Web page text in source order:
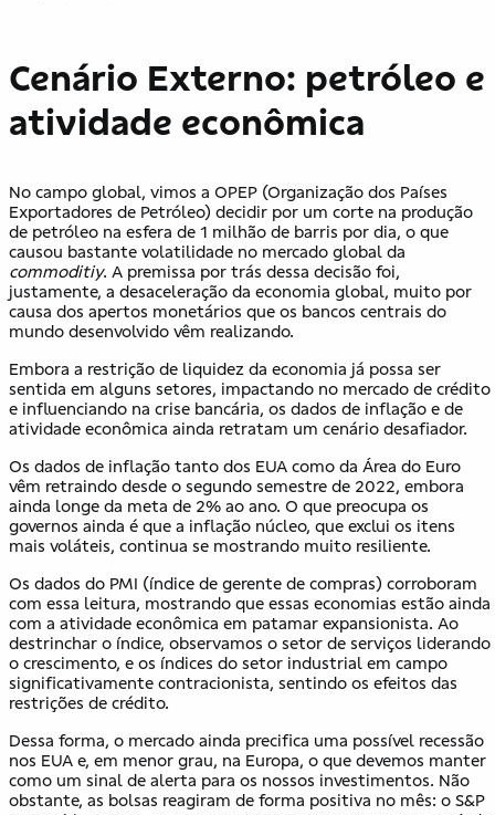
Cenário Externo: petróleo e
atividade econômica
No campo global, vimos a OPEP (Organização dos Países
Exportadores de Petróleo) decidir por um corte na produção
de petróleo na esfera de 1 milhão de barris por dia, o que
causou bastante volatilidade no mercado global da
commoditiy. A premissa por trás dessa decisão foi,
justamente, a desaceleração da economia global, muito por
causa dos apertos monetários que os bancos centrais do
mundo desenvolvido vêm realizando.
Embora a restrição de liquidez da economia já possa ser
sentida em alguns setores, impactando no mercado de crédito
e influenciando na crise bancária, os dados de inflação e de
atividade econômica ainda retratam um cenário desafiador.
Os dados de inflação tanto dos EUA como da Área do Euro
vêm retraindo desde o segundo semestre de 2022, embora
ainda longe da meta de 2% ao ano. O que preocupa os
governos ainda é que a inflação núcleo, que exclui os itens
mais voláteis, continua se mostrando muito resiliente.
Os dados do PMI (índice de gerente de compras) corroboram
com essa leitura, mostrando que essas economias estão ainda
com a atividade econômica em patamar expansionista. Ao
destrinchar o índice, observamos o setor de serviços liderando
o crescimento, e os índices do setor industrial em campo
significativamente contracionista, sentindo os efeitos das
restrições de crédito.
Dessa forma, o mercado ainda precifica uma possível recessão
nos EUA e, em menor grau, na Europa, o que devemos manter
como um sinal de alerta para os nossos investimentos. Não
obstante, as bolsas reagiram de forma positiva no mês: o S&P